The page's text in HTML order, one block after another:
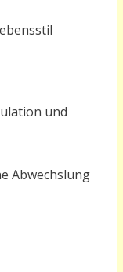
und
Abwechslung